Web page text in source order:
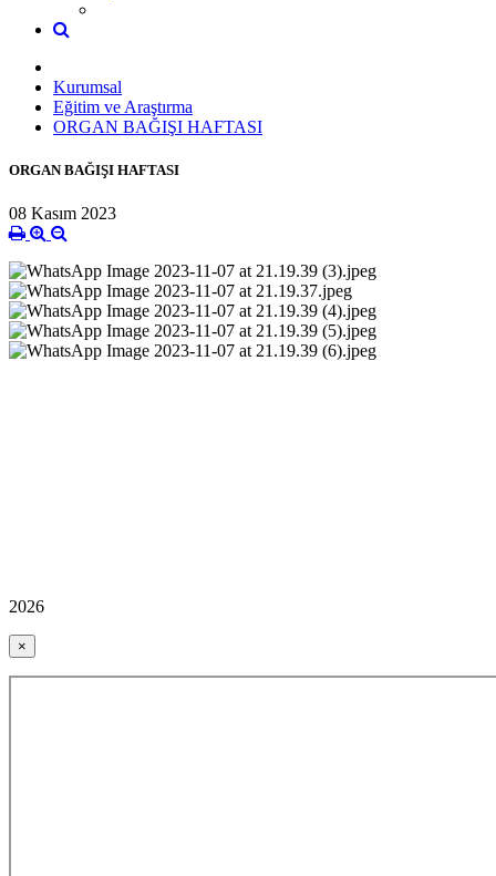
Kurumsal
Eğitim ve Araştırma
ORGAN BAĞIŞI HAFTASI
ORGAN BAĞIŞI HAFTASI
08 Kasım 2023
2026
×